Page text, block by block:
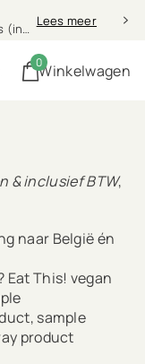
& BE) Lees meer
Winkelwagen
0
& inclusief BTW,
naar België én
Eat This! vegan
sample
product